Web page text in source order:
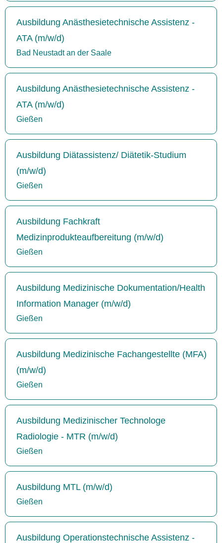
Ausbildung Anästhesietechnische Assistenz -
ATA (m/w/d)
Bad Neustadt an der Saale
Ausbildung Anästhesietechnische Assistenz -
ATA (m/w/d)
Gießen
Ausbildung Diätassistenz/ Diätetik-Studium
(m/w/d)
Gießen
Ausbildung Fachkraft
Medizinprodukteaufbereitung (m/w/d)
Gießen
Ausbildung Medizinische Dokumentation/Health
Information Manager (m/w/d)
Gießen
Ausbildung Medizinische Fachangestellte (MFA)
(m/w/d)
Gießen
Ausbildung Medizinischer Technologe
Radiologie - MTR (m/w/d)
Gießen
Ausbildung MTL (m/w/d)
Gießen
Ausbildung Operationstechnische Assistenz -